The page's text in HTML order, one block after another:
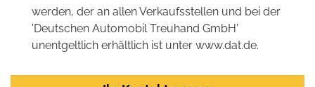
werden, der an allen Verkaufsstellen und bei der
'Deutschen Automobil Treuhand GmbH'
unentgeltlich erhältlich ist unter www.dat.de.